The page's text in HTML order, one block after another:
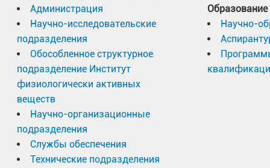
Администрация
Научно-исследовательские
подразделения
Обособленное структурное
подразделение Институт
физиологически активных
веществ
Научно-организационные
подразделения
Службы обеспечения
Технические подразделения
Образование
Научно-